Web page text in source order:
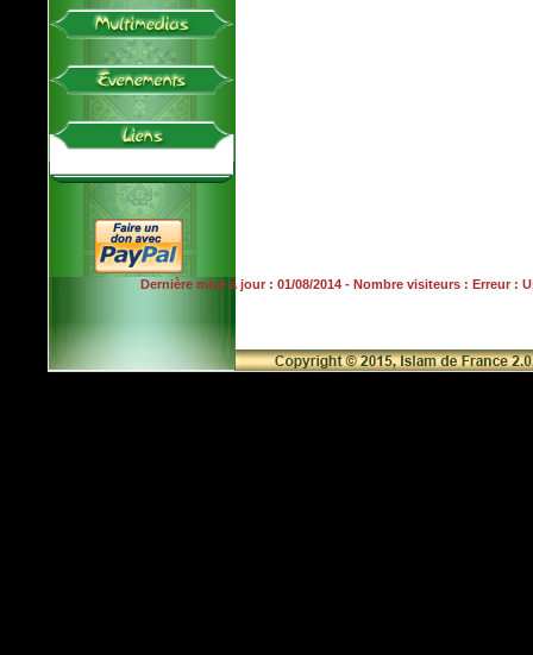
Dernière mise à jour : 01/08/2014 - Nombre visiteurs : Erreur